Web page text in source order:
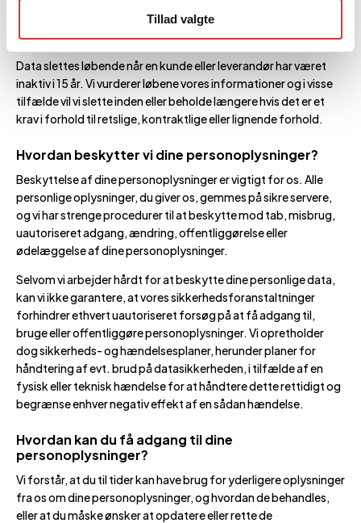
Tillad valgte
PERSONOPLYSNINGER”. Derefter vil vi slette eller i nogle
tilfælde anonymisere dine personoplysninger.
Data slettes løbende når en kunde eller leverandør har været
inaktiv i 15 år. Vi vurderer løbene vores informationer og i visse
tilfælde vil vi slette inden eller beholde længere hvis det er et
krav i forhold til retslige, kontraktlige eller lignende forhold.
Hvordan beskytter vi dine personoplysninger?
Beskyttelse af dine personoplysninger er vigtigt for os. Alle
personlige oplysninger, du giver os, gemmes på sikre servere,
og vi har strenge procedurer til at beskytte mod tab, misbrug,
uautoriseret adgang, ændring, offentliggørelse eller
ødelæggelse af dine personoplysninger.
Selvom vi arbejder hårdt for at beskytte dine personlige data,
kan vi ikke garantere, at vores sikkerhedsforanstaltninger
forhindrer ethvert uautoriseret forsøg på at få adgang til,
bruge eller offentliggøre personoplysninger. Vi opretholder
dog sikkerheds- og hændelsesplaner, herunder planer for
håndtering af evt. brud på datasikkerheden, i tilfælde af en
fysisk eller teknisk hændelse for at håndtere dette rettidigt og
begrænse enhver negativ effekt af en sådan hændelse.
Hvordan kan du få adgang til dine
personoplysninger?
Vi forstår, at du til tider kan have brug for yderligere oplysninger
fra os om dine personoplysninger, og hvordan de behandles,
eller at du måske ønsker at opdatere eller rette de